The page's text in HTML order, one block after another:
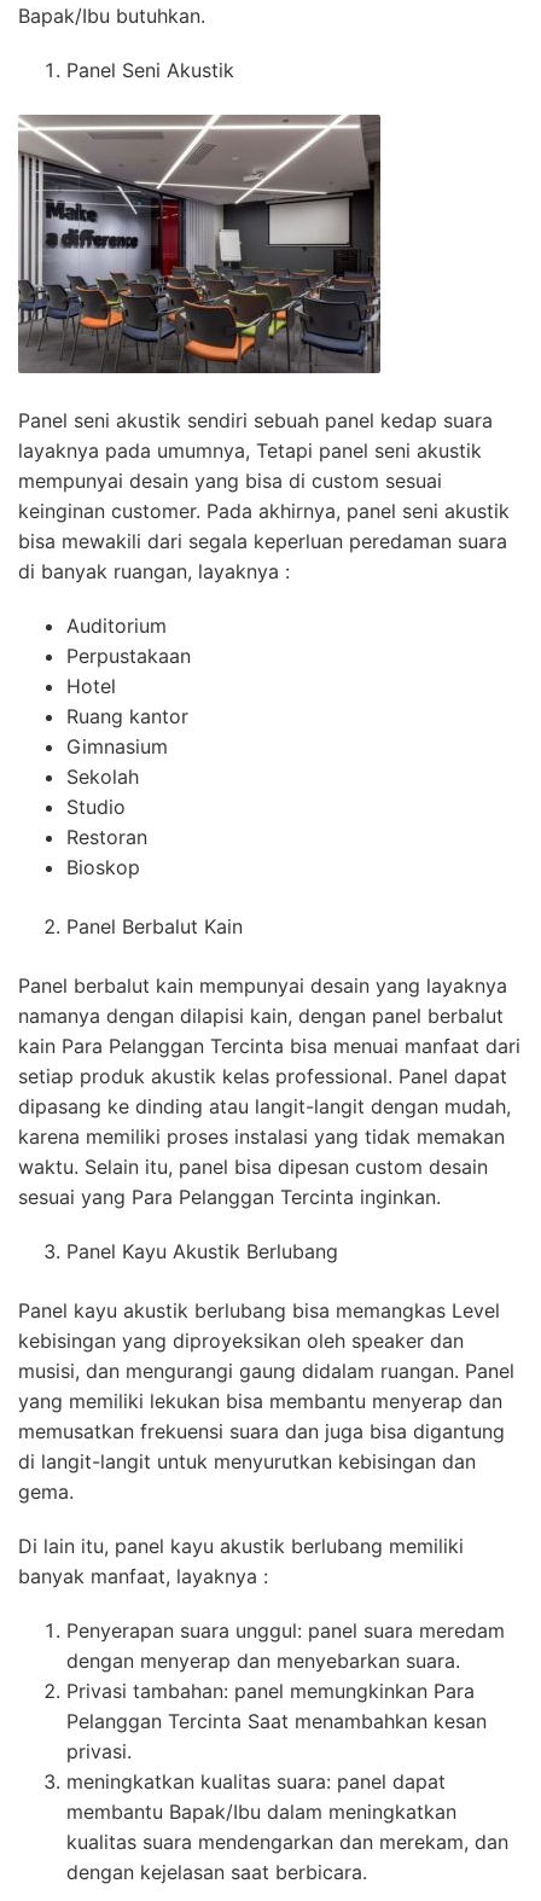
Bapak/Ibu butuhkan.
Panel Seni Akustik
Panel seni akustik sendiri sebuah panel kedap suara
layaknya pada umumnya, Tetapi panel seni akustik
mempunyai desain yang bisa di custom sesuai
keinginan customer. Pada akhirnya, panel seni akustik
bisa mewakili dari segala keperluan peredaman suara
di banyak ruangan, layaknya :
Auditorium
Perpustakaan
Hotel
Ruang kantor
Gimnasium
Sekolah
Studio
Restoran
Bioskop
Panel Berbalut Kain
Panel berbalut kain mempunyai desain yang layaknya
namanya dengan dilapisi kain, dengan panel berbalut
kain Para Pelanggan Tercinta bisa menuai manfaat dari
setiap produk akustik kelas professional. Panel dapat
dipasang ke dinding atau langit-langit dengan mudah,
karena memiliki proses instalasi yang tidak memakan
waktu. Selain itu, panel bisa dipesan custom desain
sesuai yang Para Pelanggan Tercinta inginkan.
Panel Kayu Akustik Berlubang
Panel kayu akustik berlubang bisa memangkas Level
kebisingan yang diproyeksikan oleh speaker dan
musisi, dan mengurangi gaung didalam ruangan. Panel
yang memiliki lekukan bisa membantu menyerap dan
memusatkan frekuensi suara dan juga bisa digantung
di langit-langit untuk menyurutkan kebisingan dan
gema.
Di lain itu, panel kayu akustik berlubang memiliki
banyak manfaat, layaknya :
Penyerapan suara unggul: panel suara meredam
dengan menyerap dan menyebarkan suara.
Privasi tambahan: panel memungkinkan Para
Pelanggan Tercinta Saat menambahkan kesan
privasi.
meningkatkan kualitas suara: panel dapat
membantu Bapak/Ibu dalam meningkatkan
kualitas suara mendengarkan dan merekam, dan
dengan kejelasan saat berbicara.